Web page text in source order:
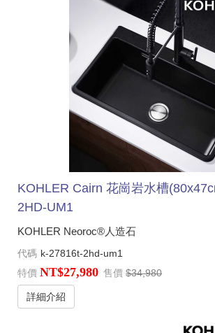
KOHLER Cairn 花崗岩水槽
2HD-UM1
KOHLER Neoroc®人造石
代碼 k-27816t-2hd-um1
特價 NT$27,980 售價 $34,980
詳細介紹